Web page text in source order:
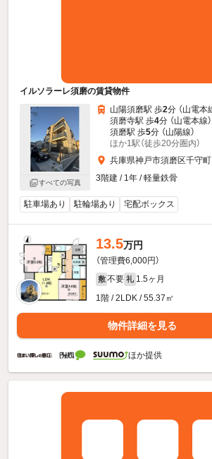
イルソラーレ須磨の賃貸物件
すべての写真
山陽須磨駅 歩2分 （山電本
須磨寺駅 歩4分 （山電本線）
須磨駅 歩5分 （山陽線）
ほか1駅（徒歩20分圏内）
兵庫県神戸市須磨区千守町
3階建 / 1年 / 軽量鉄骨
駐車場あり 駐輪場あり 宅配ボックス
13.5万円
（管理費6,000円）
敷 不要 礼 1.5ヶ月
1階 / 2LDK / 55.37㎡
物件詳細を見る
ほか提供